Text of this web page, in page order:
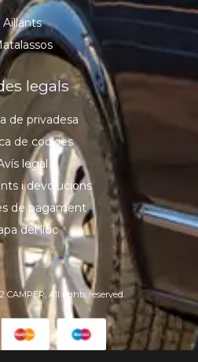
Aïllants
legals
de privadesa
de cookies
legal
i devolucions
de pagament
del lloc
CAMPER, All rights reserved.